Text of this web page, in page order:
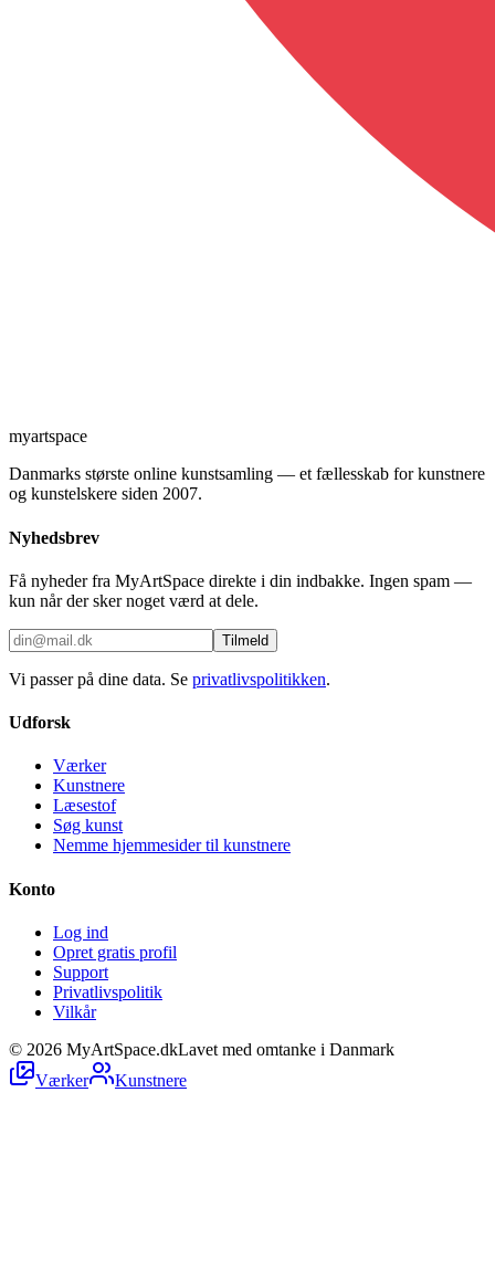
myartspace
Danmarks største online kunstsamling — et fællesskab for kunstnere
og kunstelskere siden 2007.
Nyhedsbrev
Få nyheder fra MyArtSpace direkte i din indbakke. Ingen spam —
kun når der sker noget værd at dele.
Tilmeld
Vi passer på dine data. Se privatlivspolitikken.
Udforsk
Værker
Kunstnere
Læsestof
Søg kunst
Nemme hjemmesider til kunstnere
Konto
Log ind
Opret gratis profil
Support
Privatlivspolitik
Vilkår
© 2026 MyArtSpace.dkLavet med omtanke i Danmark
Værker
Kunstnere